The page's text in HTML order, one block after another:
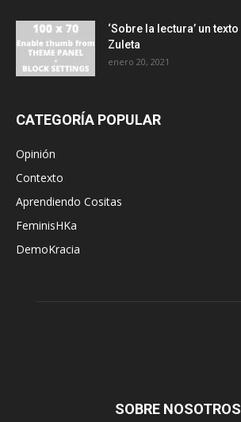
‘Sobre la lectura’ un
Zuleta
enero 20, 2021
CATEGORÍA POPULAR
Opinión
Contexto
Aprendiendo Cositas
FeminisHKa
DemoKracia
SOBRE NOSOTROS